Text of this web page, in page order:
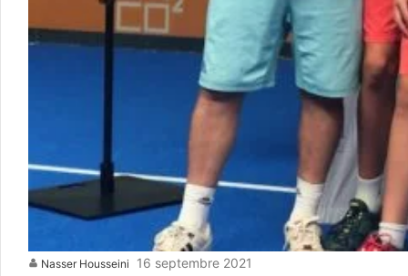
Nasser Housseini 16 septembre 2021